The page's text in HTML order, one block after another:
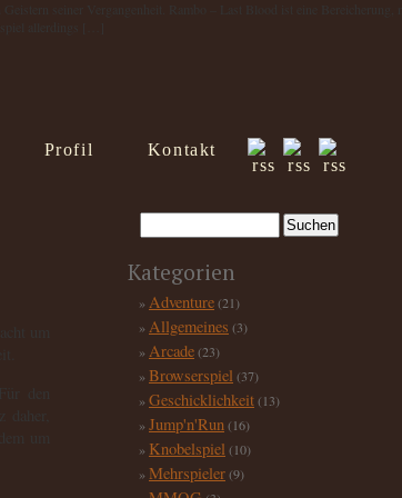
Profil Kontakt
Kategorien
Adventure(21)
Allgemeines (3)
Arcade(23)
Browserspiel (37)
Geschicklichkeit(13)
Jump'n'Run(16)
Knobelspiel (10)
Mehrspieler(9)